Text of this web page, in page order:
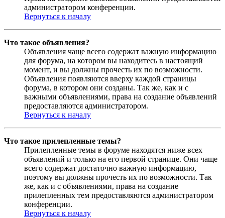
администратором конференции.
Вернуться к началу
Что такое объявления?
Объявления чаще всего содержат важную информацию
для форума, на котором вы находитесь в настоящий
момент, и вы должны прочесть их по возможности.
Объявления появляются вверху каждой страницы
форума, в котором они созданы. Так же, как и с
важными объявлениями, права на создание объявлений
предоставляются администратором.
Вернуться к началу
Что такое прилепленные темы?
Прилепленные темы в форуме находятся ниже всех
объявлений и только на его первой странице. Они чаще
всего содержат достаточно важную информацию,
поэтому вы должны прочесть их по возможности. Так
же, как и с объявлениями, права на создание
прилепленных тем предоставляются администратором
конференции.
Вернуться к началу